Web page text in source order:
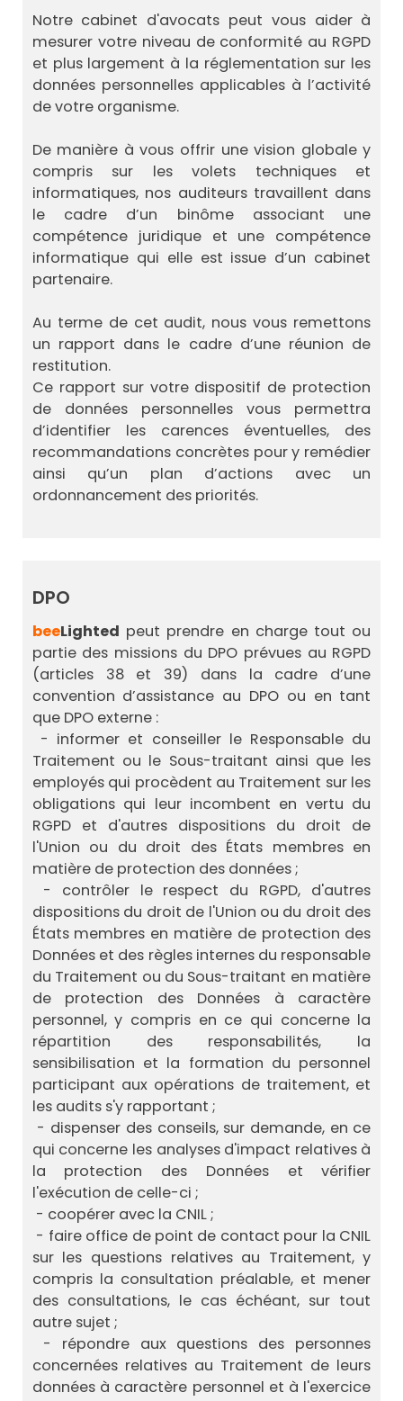
Notre cabinet d'avocats peut vous aider à
mesurer votre niveau de conformité au RGPD
et plus largement à la réglementation sur les
données personnelles applicables à l’activité
de votre organisme.
De manière à vous offrir une vision globale y
compris sur les volets techniques et
informatiques, nos auditeurs travaillent dans
le cadre d’un binôme associant une
compétence juridique et une compétence
informatique qui elle est issue d’un cabinet
partenaire.
Au terme de cet audit, nous vous remettons
un rapport dans le cadre d’une réunion de
restitution.
Ce rapport sur votre dispositif de protection
de données personnelles vous permettra
d’identifier les carences éventuelles, des
recommandations concrètes pour y remédier
ainsi qu’un plan d’actions avec un
ordonnancement des priorités.
DPO
beeLighted peut prendre en charge tout ou
partie des missions du DPO prévues au RGPD
(articles 38 et 39) dans la cadre d’une
convention d’assistance au DPO ou en tant
que DPO externe :
- informer et conseiller le Responsable du
Traitement ou le Sous-traitant ainsi que les
employés qui procèdent au Traitement sur les
obligations qui leur incombent en vertu du
RGPD et d'autres dispositions du droit de
l'Union ou du droit des États membres en
matière de protection des données ;
- contrôler le respect du RGPD, d'autres
dispositions du droit de l'Union ou du droit des
États membres en matière de protection des
Données et des règles internes du responsable
du Traitement ou du Sous-traitant en matière
de protection des Données à caractère
personnel, y compris en ce qui concerne la
répartition des responsabilités, la
sensibilisation et la formation du personnel
participant aux opérations de traitement, et
les audits s'y rapportant ;
- dispenser des conseils, sur demande, en ce
qui concerne les analyses d'impact relatives à
la protection des Données et vérifier
l'exécution de celle-ci ;
- coopérer avec la CNIL ;
- faire office de point de contact pour la CNIL
sur les questions relatives au Traitement, y
compris la consultation préalable, et mener
des consultations, le cas échéant, sur tout
autre sujet ;
- répondre aux questions des personnes
concernées relatives au Traitement de leurs
données à caractère personnel et à l'exercice